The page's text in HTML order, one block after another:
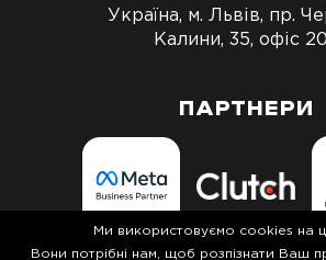
Україна, м. Львів, пр.
Калини, 35, офіс
ПАРТНЕРИ
Ми використовуємо cookies на
Вони потрібні нам, щоб розпізнати Ваш